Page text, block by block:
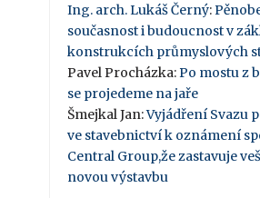
Ing. arch. Lukáš Černý:
současnost i budoucnost v
konstrukcích průmyslových
Pavel Procházka: Po mostu z
se projedeme na jaře
Šmejkal Jan:Vyjádření Svazu
ve stavebnictví k oznámení
Central Group,že zastavuje
novou výstavbu